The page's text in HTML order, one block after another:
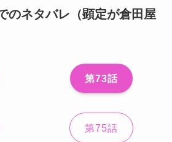
のネタバレ（顕定が倉田屋
第73話
第75話